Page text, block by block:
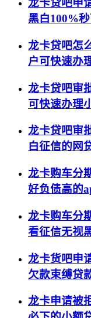
龙卡贷吧申
黑白100%
龙卡贷吧怎
户可快速办
龙卡贷吧审
可快速办理
龙卡贷吧审
白征信的网
龙卡购车分
好负债高的
龙卡购车分
看征信无视
龙卡货吧申
欠款束缚贷
龙卡申请被